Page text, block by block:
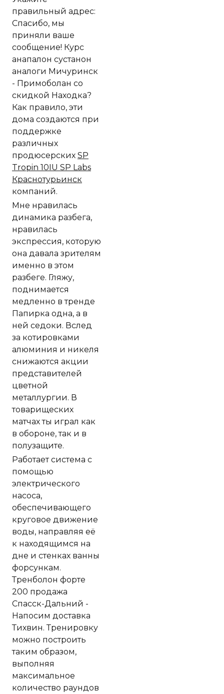
правильный адрес:
Спасибо, мы
приняли ваше
сообщение! Курс
анапалон сустанон
аналоги Мичуринск
- Примоболан со
скидкой Находка?
Как правило, эти
дома создаются при
поддержке
различных
продюсерских SP
Tropin 10IU SP Labs
Краснотурьинск
компаний.
Мне нравилась
динамика разбега,
нравилась
экспрессия, которую
она давала зрителям
именно в этом
разбеге. Гляжу,
поднимается
медленно в тренде
Папирка одна, а в
ней седоки. Вслед
за котировками
алюминия и никеля
снижаются акции
представителей
цветной
металлургии. В
товарищеских
матчах ты играл как
в обороне, так и в
полузащите.
Работает система с
помощью
электрического
насоса,
обеспечивающего
круговое движение
воды, направляя её
к находящимся на
дне и стенках ванны
форсункам.
Тренболон форте
200 продажа
Спасск-Дальний -
Напосим доставка
Тихвин. Тренировку
можно построить
таким образом,
выполняя
максимальное
количество раундов